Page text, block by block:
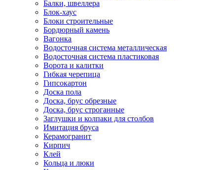
Балки, швеллера
Блок-хаус
Блоки строительные
Бордюрный камень
Вагонка
Водосточная система металлическая
Водосточная система пластиковая
Ворота и калитки
Гибкая черепица
Гипсокартон
Доска пола
Доска, брус обрезные
Доска, брус строганные
Заглушки и колпаки для столбов
Имитация бруса
Керамогранит
Кирпич
Клей
Кольца и люки